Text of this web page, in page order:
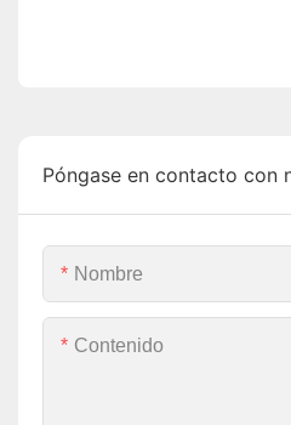
Póngase en contacto con
Nombre
Contenido